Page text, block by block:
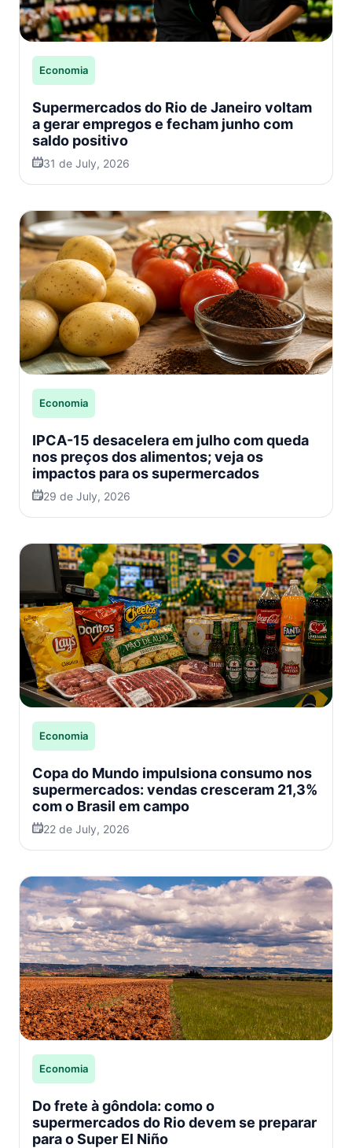
Economia
Supermercados do Rio de Janeiro voltam
a gerar empregos e fecham junho com
saldo positivo
31 de July, 2026
Economia
IPCA-15 desacelera em julho com queda
nos preços dos alimentos; veja os
impactos para os supermercados
29 de July, 2026
Economia
Copa do Mundo impulsiona consumo nos
supermercados: vendas cresceram 21,3%
com o Brasil em campo
22 de July, 2026
Economia
Do frete à gôndola: como o
supermercados do Rio devem se preparar
para o Super El Niño